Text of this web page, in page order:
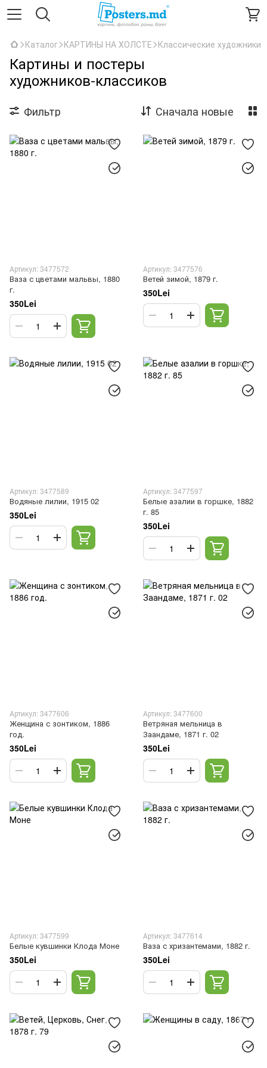
Каталог КАРТИНЫ НА ХОЛСТЕ Классические художники
Картины и постеры
художников‑классиков
Фильтр Сначала новые
Артикул: 3477572
Ваза с цветами мальвы, 1880
г.
350Lei
Артикул: 3477576
Ветей зимой, 1879 г.
350Lei
Артикул: 3477589
Водяные лилии, 1915 02
350Lei
Артикул: 3477597
Белые азалии в горшке, 1882
г. 85
350Lei
Артикул: 3477606
Женщина с зонтиком, 1886
год.
350Lei
Артикул: 3477600
Ветряная мельница в
Заандаме, 1871 г. 02
350Lei
Артикул: 3477599
Белые кувшинки Клода Моне
350Lei
Артикул: 3477614
Ваза с хризантемами, 1882 г.
350Lei